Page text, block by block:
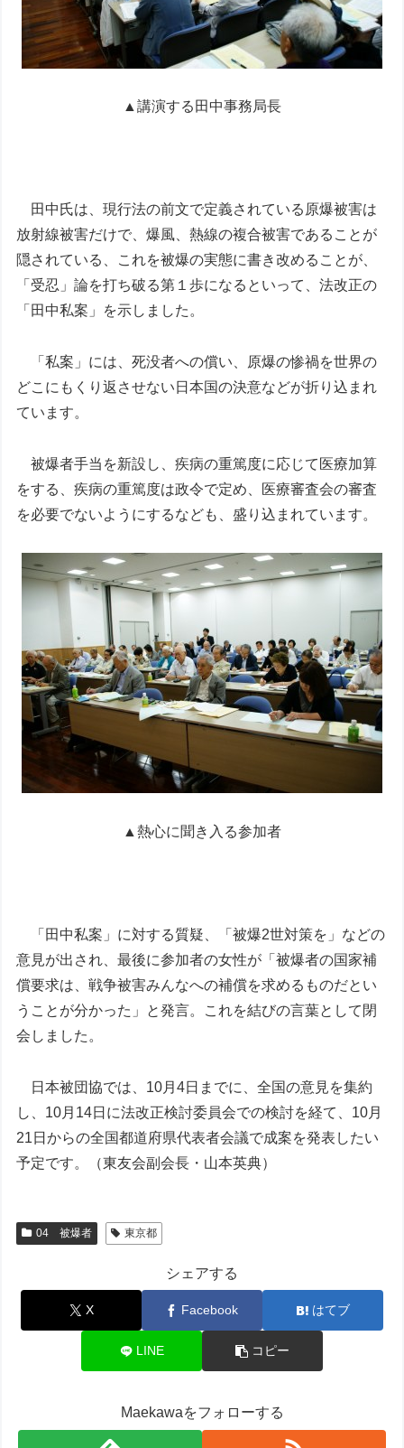
▲講演する田中事務局長
田中氏は、現行法の前文で定義されている原爆被害は
放射線被害だけで、爆風、熱線の複合被害であることが
隠されている、これを被爆の実態に書き改めることが、
「受忍」論を打ち破る第１歩になるといって、法改正の
「田中私案」を示しました。
「私案」には、死没者への償い、原爆の惨禍を世界の
どこにもくり返させない日本国の決意などが折り込まれ
ています。
被爆者手当を新設し、疾病の重篤度に応じて医療加算
をする、疾病の重篤度は政令で定め、医療審査会の審査
を必要でないようにするなども、盛り込まれています。
▲熱心に聞き入る参加者
「田中私案」に対する質疑、「被爆2世対策を」などの
意見が出され、最後に参加者の女性が「被爆者の国家補
償要求は、戦争被害みんなへの補償を求めるものだとい
うことが分かった」と発言。これを結びの言葉として閉
会しました。
日本被団協では、10月4日までに、全国の意見を集約
し、10月14日に法改正検討委員会での検討を経て、10月
21日からの全国都道府県代表者会議で成案を発表したい
予定です。（東友会副会長・山本英典）
04 被爆者 東京都
シェアする
X Facebook はてブ
LINE コピー
Maekawaをフォローする